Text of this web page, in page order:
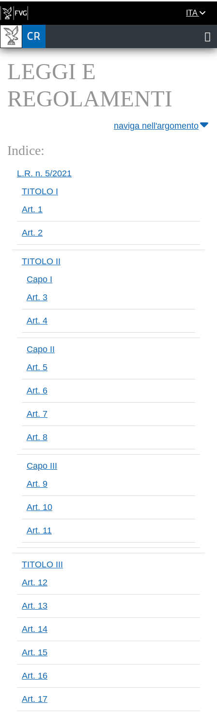
ITA
LEGGI E
REGOLAMENTI
naviga nell'argomento
Indice:
L.R. n. 5/2021
TITOLO I
Art. 1
Art. 2
TITOLO II
Capo I
Art. 3
Art. 4
Capo II
Art. 5
Art. 6
Art. 7
Art. 8
Capo III
Art. 9
Art. 10
Art. 11
TITOLO III
Art. 12
Art. 13
Art. 14
Art. 15
Art. 16
Art. 17